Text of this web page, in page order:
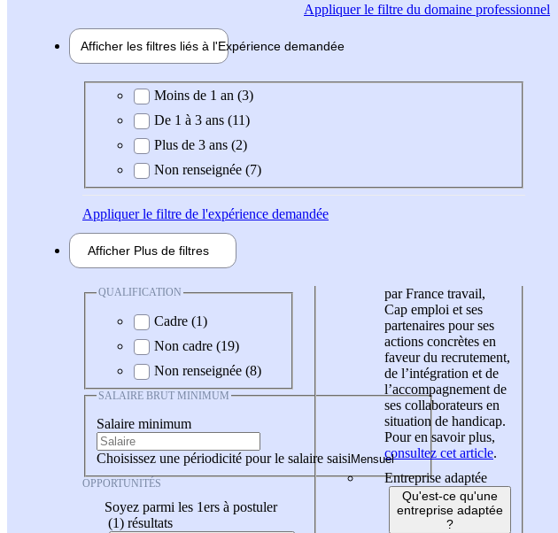
Appliquerle filtre du domaine professionnel
Afficher les filtres liés à l'Expérience demandée
Expérience demandée
Moins de 1 an (3)
De 1 à 3 ans (11)
Plus de 3 ans (2)
Non renseignée (7)
Appliquerle filtre de l'expérience demandée
Afficher Plus de filtres
QUALIFICATION
Cadre (1)
Non cadre (19)
Non renseignée (8)
SALAIRE BRUT MINIMUM
Salaire minimum
Choisissez une périodicité pour le salaire saisi
OPPORTUNITÉS
Soyez parmi les 1ers à postuler
(1) résultats
par France travail,
Cap emploi et ses
partenaires pour ses
actions concrètes en
faveur du recrutement,
de l’intégration et de
l’accompagnement de
ses collaborateurs en
situation de handicap.
Pour en savoir plus,
consultez cet article.
Entreprise adaptée
Qu'est-ce qu'une
entreprise adaptée
?